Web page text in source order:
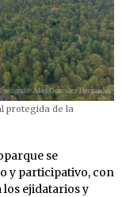
protegida de la
se
y participativo, con
ejidatarios y